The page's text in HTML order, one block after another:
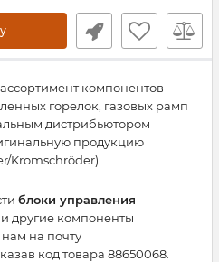
компонентов
горелок, газовых рамп
дистрибьютором
продукцию
Kromschröder).
блоки управления
другие компоненты
на почту
код товара 88650068.